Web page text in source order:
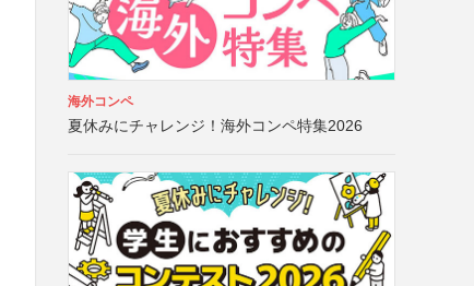
海外コンペ
夏休みにチャレンジ！海外コンペ特集2026